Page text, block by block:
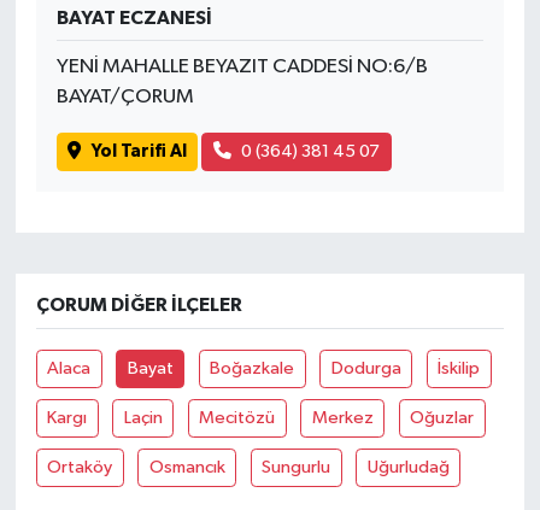
BAYAT ECZANESİ
YENİ MAHALLE BEYAZIT CADDESİ NO:6/B
BAYAT/ÇORUM
Yol Tarifi Al 0 (364) 381 45 07
ÇORUM DIĞER İLÇELER
Alaca Bayat Boğazkale Dodurga İskilip
Kargı Laçin Mecitözü Merkez Oğuzlar
Ortaköy Osmancık Sungurlu Uğurludağ